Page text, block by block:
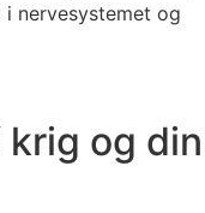
nervesystemet og
og din